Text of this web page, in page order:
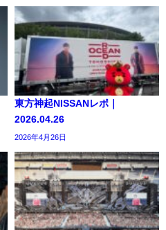
東方神起NISSANレポ｜
2026.04.26
2026年4月26日